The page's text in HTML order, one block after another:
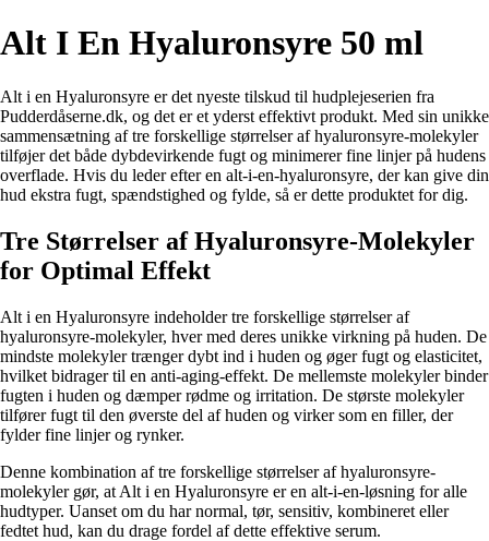
Alt I En Hyaluronsyre 50 ml
Alt i en Hyaluronsyre er det nyeste tilskud til hudplejeserien fra
Pudderdåserne.dk, og det er et yderst effektivt produkt. Med sin unikke
sammensætning af tre forskellige størrelser af hyaluronsyre-molekyler
tilføjer det både dybdevirkende fugt og minimerer fine linjer på hudens
overflade. Hvis du leder efter en alt-i-en-hyaluronsyre, der kan give din
hud ekstra fugt, spændstighed og fylde, så er dette produktet for dig.
Tre Størrelser af Hyaluronsyre-Molekyler
for Optimal Effekt
Alt i en Hyaluronsyre indeholder tre forskellige størrelser af
hyaluronsyre-molekyler, hver med deres unikke virkning på huden. De
mindste molekyler trænger dybt ind i huden og øger fugt og elasticitet,
hvilket bidrager til en anti-aging-effekt. De mellemste molekyler binder
fugten i huden og dæmper rødme og irritation. De største molekyler
tilfører fugt til den øverste del af huden og virker som en filler, der
fylder fine linjer og rynker.
Denne kombination af tre forskellige størrelser af hyaluronsyre-
molekyler gør, at Alt i en Hyaluronsyre er en alt-i-en-løsning for alle
hudtyper. Uanset om du har normal, tør, sensitiv, kombineret eller
fedtet hud, kan du drage fordel af dette effektive serum.